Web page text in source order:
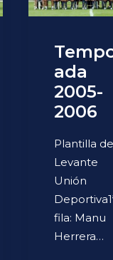
ada
2005-
2006
Plantilla
Levante
Unión
fila: Manu
Herrera…